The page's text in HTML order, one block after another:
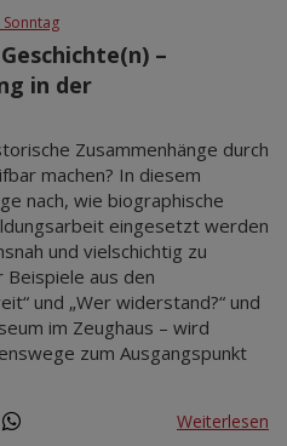
–
in der
Zusammenhänge durch
machen? In diesem
nach, wie biographische
eingesetzt werden
und vielschichtig zu
aus den
und „Wer widerstand?“ und
im Zeughaus – wird
zum Ausgangspunkt
Weiterlesen